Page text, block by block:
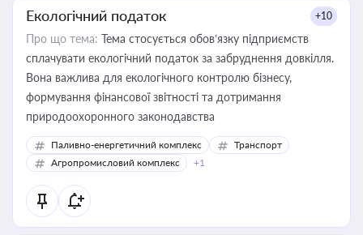
Екологічний податок +10
Про що тема: Тема стосується обов’язку підприємств
сплачувати екологічний податок за забруднення довкілля.
Вона важлива для екологічного контролю бізнесу,
формування фінансової звітності та дотримання
природоохоронного законодавства
Паливно-енергетичний комплекс
Транспорт
Агропромисловий комплекс
+1